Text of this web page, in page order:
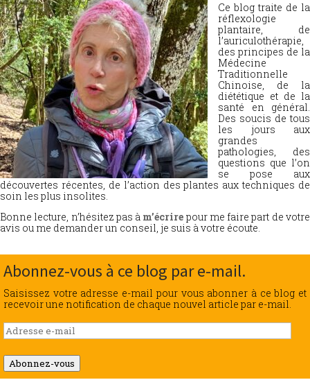
Ce blog traite de la
réflexologie
plantaire, de
l’auriculothérapie,
des principes de la
Médecine
Traditionnelle
Chinoise, de la
diététique et de la
santé en général.
Des soucis de tous
les jours aux
grandes
pathologies, des
questions que l’on
se pose aux
découvertes récentes, de l’action des plantes aux techniques de
soin les plus insolites.
Bonne lecture, n’hésitez pas à m’écrire pour me faire part de votre
avis ou me demander un conseil, je suis à votre écoute.
Abonnez-vous à ce blog par e-mail.
Saisissez votre adresse e-mail pour vous abonner à ce blog et
recevoir une notification de chaque nouvel article par e-mail.
Adresse
e-
mail
Abonnez-vous